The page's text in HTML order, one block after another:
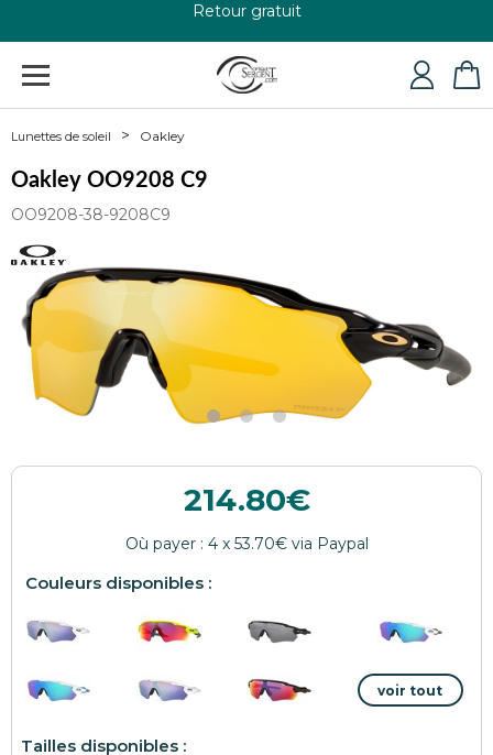
+33 4 79 24 76 84
Lunettes de soleil Oakley
Oakley OO9208 C9
OO9208-38-9208C9
214.80